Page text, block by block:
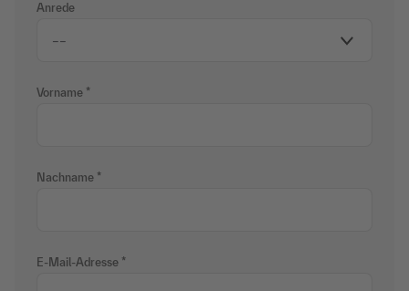
Anrede
Vorname
Nachname
E-Mail-Adresse